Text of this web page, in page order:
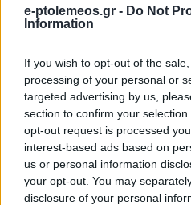
e-ptolemeos.gr - Do Not
Information
If you wish to opt-out of the
processing of your personal or
targeted advertising by us,
section to confirm your
opt-out request is processed
interest-based ads based on
us or personal information
your opt-out. You may
disclosure of your personal
Οι μουσικές επιλογές
του e-ptolemeos.gr:
The Hunters – Teen
Scene (1960)
9 Αυγούστου 2026, 9:00 μμ